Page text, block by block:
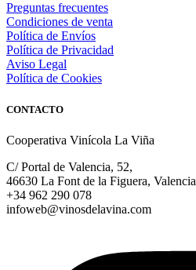
Preguntas frecuentes
Condiciones de venta
Política de Envíos
Política de Privacidad
Aviso Legal
Política de Cookies
CONTACTO
Cooperativa Vinícola La Viña
C/ Portal de Valencia, 52,
46630 La Font de la Figuera, Valencia
+34 962 290 078
infoweb@vinosdelavina.com